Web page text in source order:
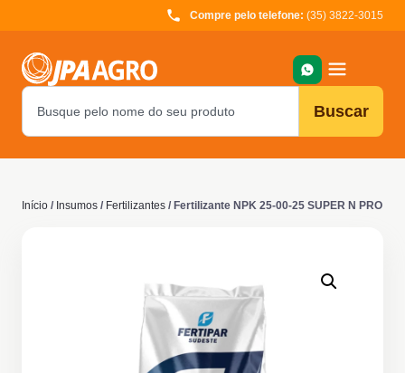
Compre pelo telefone: (35) 3822-3015
Buscar
Início / Insumos / Fertilizantes / Fertilizante NPK 25-00-25 SUPER N PRO